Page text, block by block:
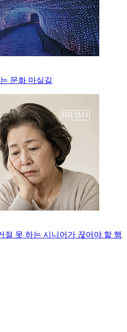
문화 마실길
절 못 하는 시니어가 끊어야 할 행